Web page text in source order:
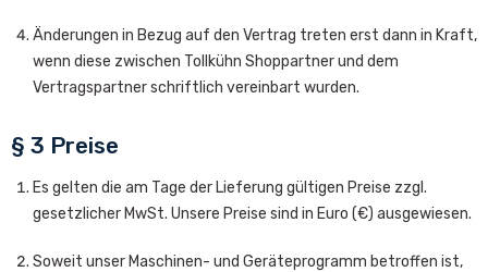
Änderungen in Bezug auf den Vertrag treten erst dann in Kraft,
wenn diese zwischen Tollkühn Shoppartner und dem
Vertragspartner schriftlich vereinbart wurden.
§ 3 Preise
Es gelten die am Tage der Lieferung gültigen Preise zzgl.
gesetzlicher MwSt. Unsere Preise sind in Euro (€) ausgewiesen.
Soweit unser Maschinen- und Geräteprogramm betroffen ist,